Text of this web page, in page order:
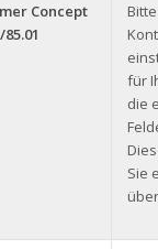
Concept
für
die
Sie